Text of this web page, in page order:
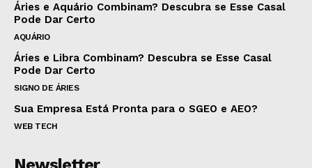
Áries e Aquário Combinam? Descubra se Esse Casal
Pode Dar Certo
AQUÁRIO
Áries e Libra Combinam? Descubra se Esse Casal
Pode Dar Certo
SIGNO DE ÁRIES
Sua Empresa Está Pronta para o SGEO e AEO?
WEB TECH